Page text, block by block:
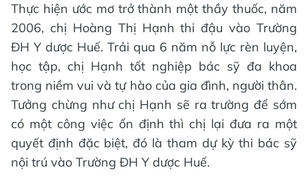
Thực hiện ước mơ trở thành một thầy thuốc, năm
2006, chị Hoàng Thị Hạnh thi đậu vào Trường
ĐH Y dược Huế. Trải qua 6 năm nỗ lực rèn luyện,
học tập, chị Hạnh tốt nghiệp bác sỹ đa khoa
trong niềm vui và tự hào của gia đình, người thân.
Tưởng chừng như chị Hạnh sẽ ra trường để sớm
có một công việc ổn định thì chị lại đưa ra một
quyết định đặc biệt, đó là tham dự kỳ thi bác sỹ
nội trú vào Trường ĐH Y dược Huế.